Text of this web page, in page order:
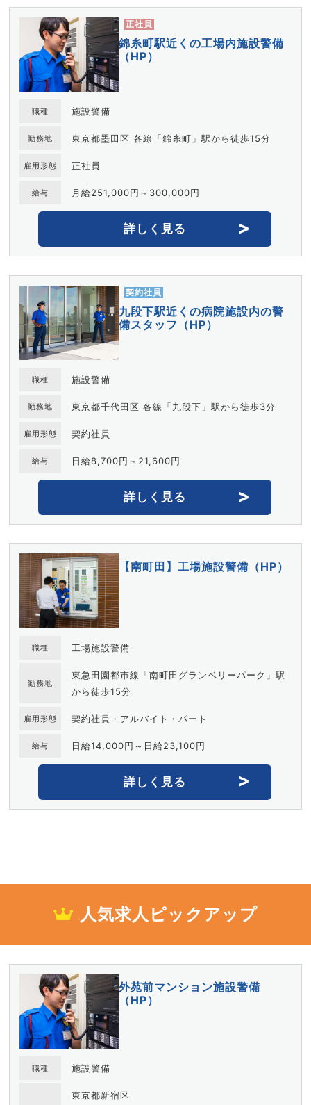
正社員
錦糸町駅近くの工場内施設警備
（HP）
職種 施設警備
勤務地 東京都墨田区 各線「錦糸町」駅から徒歩15分
雇用形態 正社員
給与 月給251,000円～300,000円
詳しく見る
契約社員
九段下駅近くの病院施設内の警
備スタッフ（HP）
職種 施設警備
勤務地 東京都千代田区 各線「九段下」駅から徒歩3分
雇用形態 契約社員
給与 日給8,700円～21,600円
詳しく見る
【南町田】工場施設警備（HP）
職種 工場施設警備
勤務地
東急田園都市線「南町田グランベリーパーク」駅
から徒歩15分
雇用形態 契約社員・アルバイト・パート
給与 日給14,000円～日給23,100円
詳しく見る
人気求人ピックアップ
外苑前マンション施設警備
（HP）
職種 施設警備
東京都新宿区